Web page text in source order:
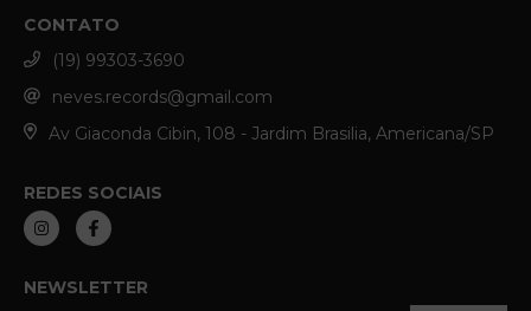
CONTATO
(19) 99303-3690
neves.records@gmail.com
Av Giaconda Cibin, 108 - Jardim Brasilia, Americana/SP
REDES SOCIAIS
NEWSLETTER